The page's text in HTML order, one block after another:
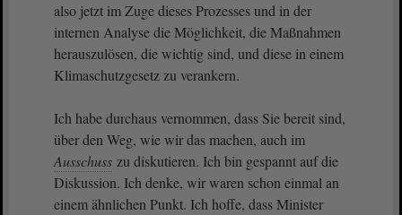
also jetzt im Zuge dieses Prozesses und in der
internen Analyse die Möglichkeit, die Maßnahmen
herauszulösen, die wichtig sind, und diese in einem
Klimaschutzgesetz zu verankern.
Ich habe durchaus vernommen, dass Sie bereit sind,
über den Weg, wie wir das machen, auch im
Ausschuss zu diskutieren. Ich bin gespannt auf die
Diskussion. Ich denke, wir waren schon einmal an
einem ähnlichen Punkt. Ich hoffe, dass Minister